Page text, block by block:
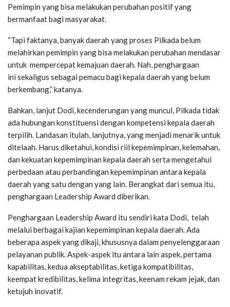
Pemimpin yang bisa melakukan perubahan positif yang
bermanfaat bagi masyarakat.
“Tapi faktanya, banyak daerah yang proses Pilkada belum
melahirkan pemimpin yang bisa melakukan perubahan mendasar
untuk mempercepat kemajuan daerah. Nah, penghargaan
ini sekaligus sebagai pemacu bagi kepala daerah yang belum
berkembang,” katanya.
Bahkan, lanjut Dodi, kecenderungan yang muncul, Pilkada tidak
ada hubungan konstituensi dengan kompetensi kepala daerah
terpilih. Landasan itulah, lanjutnya, yang menjadi menarik untuk
ditelaah. Harus diketahui, kondisi riil kepemimpinan, kelemahan,
dan kekuatan kepemimpinan kepala daerah serta mengetahui
perbedaan atau perbandingan kepemimpinan antara kepala
daerah yang satu dengan yang lain. Berangkat dari semua itu,
penghargaan Leadership Award diberikan.
Penghargaan Leadership Award itu sendiri kata Dodi, telah
melalui berbagai kajian kepemimpinan kepala daerah. Ada
beberapa aspek yang dikaji, khususnya dalam penyelenggaraan
pelayanan publik. Aspek-aspek itu antara lain aspek, pertama
kapabilitas, kedua akseptabilitas, ketiga kompatibilitas,
keempat kredibilitas, kelima integritas, keenam rekam jejak, dan
ketujuh inovatif.